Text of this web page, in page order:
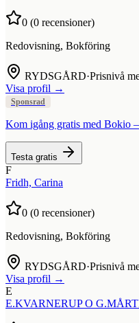
0 (0 recensioner)
Redovisning, Bokföring
RYDSGÅRD·Prisnivå
Visa profil →
Sponsrad
Kom igång gratis med Bokio
Testa gratis
F
Fridh, Carina
0 (0 recensioner)
Redovisning, Bokföring
RYDSGÅRD·Prisnivå
Visa profil →
E
E.KVARNERUP O